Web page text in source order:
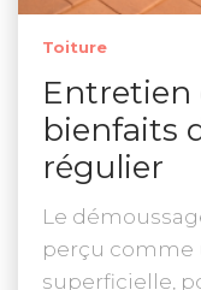
Toiture
Entretien
bienfaits
régulier
Le
perçu comme
superficielle,